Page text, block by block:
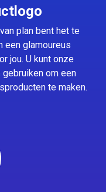
plan bent het te
een glamoureus
jou. U kunt onze
om een
te maken.